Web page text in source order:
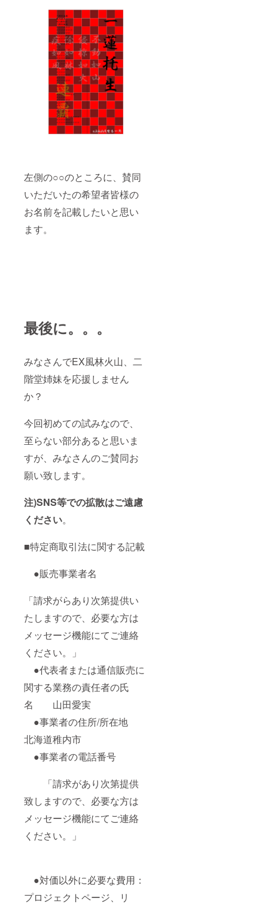
左側の○○のところに、賛同
いただいたの希望者皆様の
お名前を記載したいと思い
ます。
最後に。。。
みなさんでEX風林火山、二
階堂姉妹を応援しません
か？
今回初めての試みなので、
至らない部分あると思いま
すが、みなさんのご賛同お
願い致します。
注)SNS等での拡散はご遠慮
ください。
■特定商取引法に関する記載
●販売事業者名
「請求がらあり次第提供い
たしますので、必要な方は
メッセージ機能にてご連絡
ください。」
●代表者または通信販売に
関する業務の責任者の氏
名 山田愛実
●事業者の住所/所在地
北海道稚内市
●事業者の電話番号
「請求があり次第提供
致しますので、必要な方は
メッセージ機能にてご連絡
ください。」
●対価以外に必要な費用：
プロジェクトページ、リ